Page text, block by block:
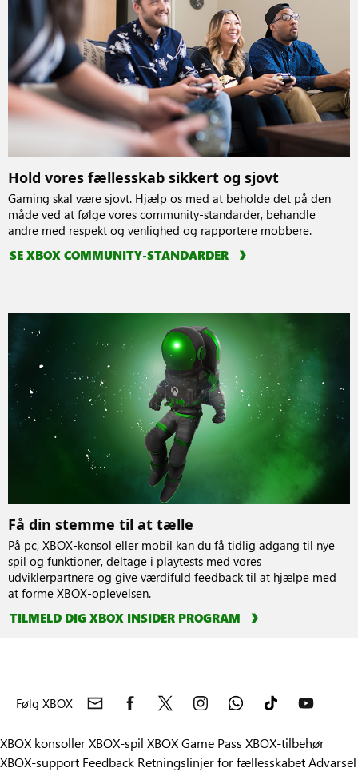
Hold vores fællesskab sikkert og sjovt
Gaming skal være sjovt. Hjælp os med at beholde det på den
måde ved at følge vores community-standarder, behandle
andre med respekt og venlighed og rapportere mobbere.
SE XBOX COMMUNITY-STANDARDER
Få din stemme til at tælle
På pc, XBOX-konsol eller mobil kan du få tidlig adgang til nye
spil og funktioner, deltage i playtests med vores
udviklerpartnere og give værdifuld feedback til at hjælpe med
at forme XBOX-oplevelsen.
TILMELD DIG XBOX INSIDER PROGRAM
Følg XBOX
XBOX konsollerXBOX-spil XBOX Game Pass XBOX-tilbehør
XBOX-support Feedback Retningslinjer for fællesskabetAdvarsel